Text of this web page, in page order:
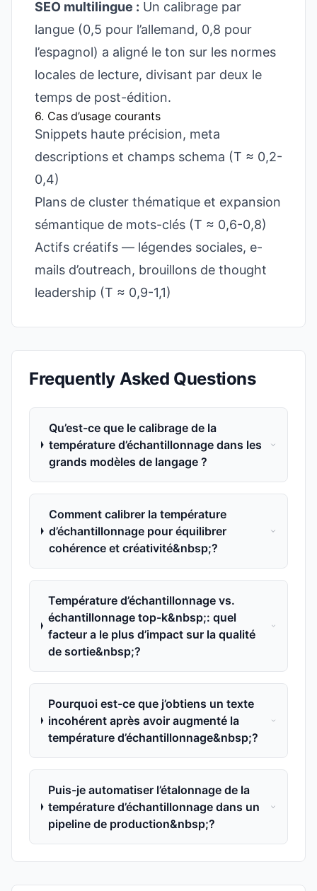
SEO multilingue : Un calibrage par
langue (0,5 pour l’allemand, 0,8 pour
l’espagnol) a aligné le ton sur les normes
locales de lecture, divisant par deux le
temps de post-édition.
6. Cas d’usage courants
Snippets haute précision, meta
descriptions et champs schema (T ≈ 0,2-
0,4)
Plans de cluster thématique et expansion
sémantique de mots-clés (T ≈ 0,6-0,8)
Actifs créatifs — légendes sociales, e-
mails d’outreach, brouillons de thought
leadership (T ≈ 0,9-1,1)
Frequently Asked Questions
Qu’est-ce que le calibrage de la
température d’échantillonnage dans les
grands modèles de langage ?
Comment calibrer la température
d’échantillonnage pour équilibrer
cohérence et créativité&nbsp;?
Température d’échantillonnage vs.
échantillonnage top-k&nbsp;: quel
facteur a le plus d’impact sur la qualité
de sortie&nbsp;?
Pourquoi est-ce que j’obtiens un texte
incohérent après avoir augmenté la
température d’échantillonnage&nbsp;?
Puis-je automatiser l’étalonnage de la
température d’échantillonnage dans un
pipeline de production&nbsp;?